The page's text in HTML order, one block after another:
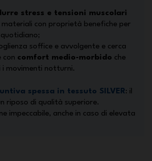
stress e tensioni muscolari
materiali con proprietà benefiche per
quotidiano;
soffice e avvolgente e cerca
con comfort medio-morbido che
i movimenti notturni.
spessa in tessuto SILVER: il
riposo di qualità superiore.
impeccabile, anche in caso di elevata